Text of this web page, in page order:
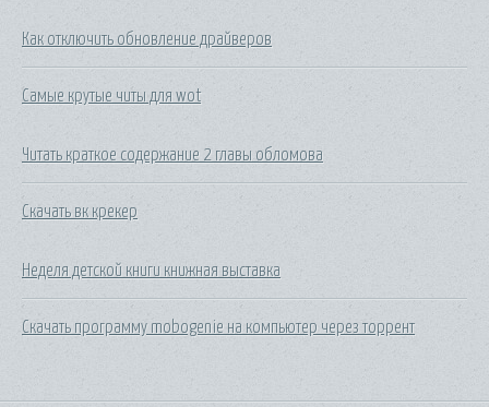
Как отключить обновление драйверов
Самые крутые читы для wot
Читать краткое содержание 2 главы обломова
Скачать вк крекер
Неделя детской книги книжная выставка
Скачать программу mobogenie на компьютер через торрент